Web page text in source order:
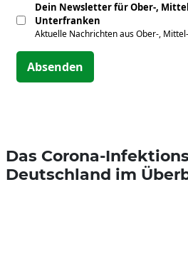
Dein Newsletter für Ober-,
Unterfranken
Aktuelle Nachrichten aus Ober-,
Absenden
Das Corona-
Deutschland im